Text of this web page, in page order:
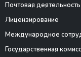
Почтовая деятельность
Лицензирование
Международное
Государственная